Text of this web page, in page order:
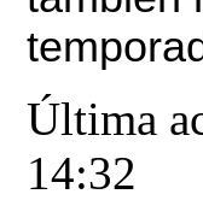
Última
14:32